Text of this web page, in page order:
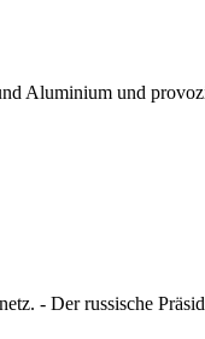
Aluminium und
- Der russische